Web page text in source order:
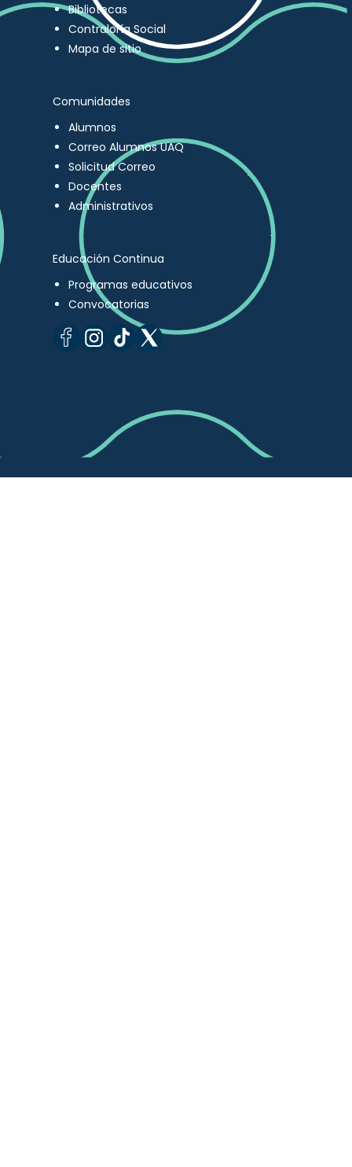
Bibliotecas
Contraloría Social
Mapa de sitio
Comunidades
Alumnos
Correo Alumnos UAQ
Solicitud Correo
Docentes
Administrativos
Educación Continua
Programas educativos
Convocatorias